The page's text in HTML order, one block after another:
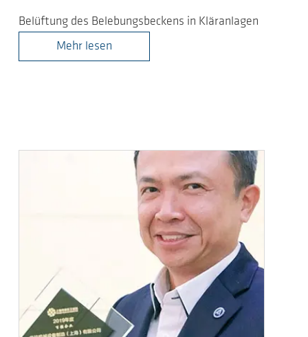
Belüftung des Belebungsbeckens in Kläranlagen
Mehr lesen